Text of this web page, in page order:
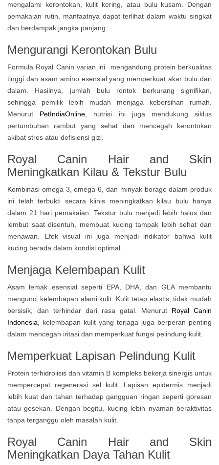
mengalami kerontokan, kulit kering, atau bulu kusam. Dengan
pemakaian rutin, manfaatnya dapat terlihat dalam waktu singkat
dan berdampak jangka panjang.
Mengurangi Kerontokan Bulu
Formula Royal Canin varian ini mengandung protein berkualitas
tinggi dan asam amino esensial yang memperkuat akar bulu dari
dalam. Hasilnya, jumlah bulu rontok berkurang signifikan,
sehingga pemilik lebih mudah menjaga kebersihan rumah.
Menurut
PetIndiaOnline , nutrisi ini juga mendukung siklus
pertumbuhan rambut yang sehat dan mencegah kerontokan
akibat stres atau defisiensi gizi.
Royal Canin Hair and Skin
Meningkatkan Kilau & Tekstur Bulu
Kombinasi omega-3, omega-6, dan minyak borage dalam produk
ini telah terbukti secara klinis meningkatkan kilau bulu hanya
dalam 21 hari pemakaian. Tekstur bulu menjadi lebih halus dan
lembut saat disentuh, membuat kucing tampak lebih sehat dan
menawan. Efek visual ini juga menjadi indikator bahwa kulit
kucing berada dalam kondisi optimal.
Menjaga Kelembapan Kulit
Asam lemak esensial seperti EPA, DHA, dan GLA membantu
mengunci kelembapan alami kulit. Kulit tetap elastis, tidak mudah
bersisik, dan terhindar dari rasa gatal. Menurut
Royal Canin
Indonesia , kelembapan kulit yang terjaga juga berperan penting
dalam mencegah iritasi dan memperkuat fungsi pelindung kulit.
Memperkuat Lapisan Pelindung Kulit
Protein terhidrolisis dan vitamin B kompleks bekerja sinergis untuk
mempercepat regenerasi sel kulit. Lapisan epidermis menjadi
lebih kuat dan tahan terhadap gangguan ringan seperti goresan
atau gesekan. Dengan begitu, kucing lebih nyaman beraktivitas
tanpa terganggu oleh masalah kulit.
Royal Canin Hair and Skin
Meningkatkan Daya Tahan Kulit